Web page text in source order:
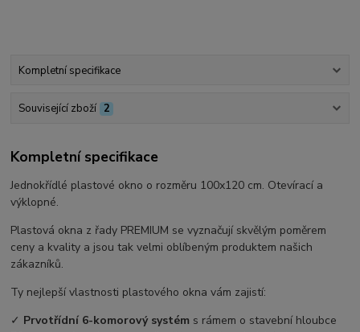
Kompletní specifikace
Související zboží 2
Kompletní specifikace
Jednokřídlé plastové okno o rozměru 100x120 cm. Otevírací a
výklopné.
Plastová okna z řady PREMIUM se vyznačují skvělým poměrem
ceny a kvality a jsou tak velmi oblíbeným produktem našich
zákazníků.
Ty nejlepší vlastnosti plastového okna vám zajistí:
✓ Prvotřídní 6-komorový systém s rámem o stavební hloubce